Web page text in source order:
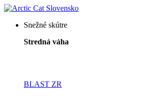
Snežné skútre
Stredná váha
BLAST ZR